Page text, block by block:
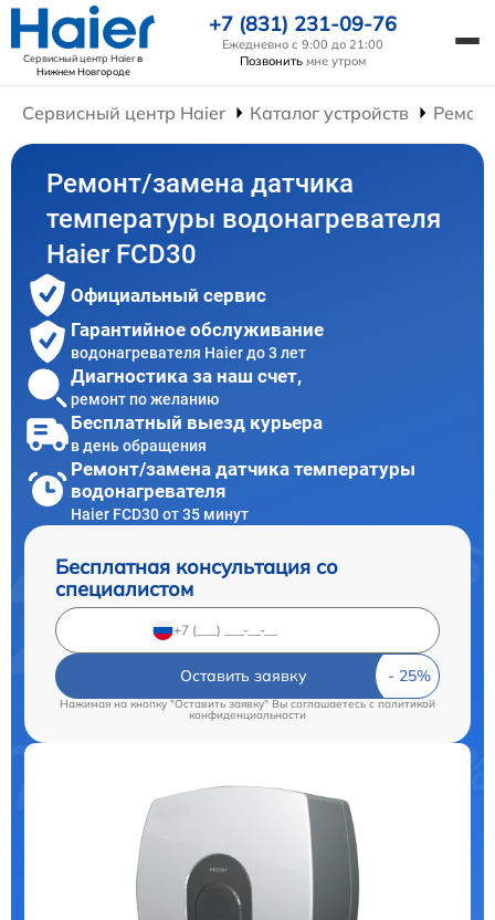
Сервисный центр Haierв
Нижнем Новгороде
+7 (831) 231-09-76
Ежедневно с 9:00 до 21:00
Позвонить мне утром
Сервисный центр Haier Каталог устройств
Ремонт/замена датчика
температуры водонагревателя
Haier FCD30
Официальный сервис
Гарантийное обслуживание
водонагревателя Haier до 3 лет
Диагностика за наш счет,
ремонт по желанию
Бесплатный выезд курьера
в день обращения
Ремонт/замена датчика температуры
водонагревателя
Haier FCD30 от 35 минут
Бесплатная консультация со
специалистом
Оставить заявку
Нажимая на кнопку "Оставить заявку" Вы соглашаетесь cполитикой
конфиденциальности